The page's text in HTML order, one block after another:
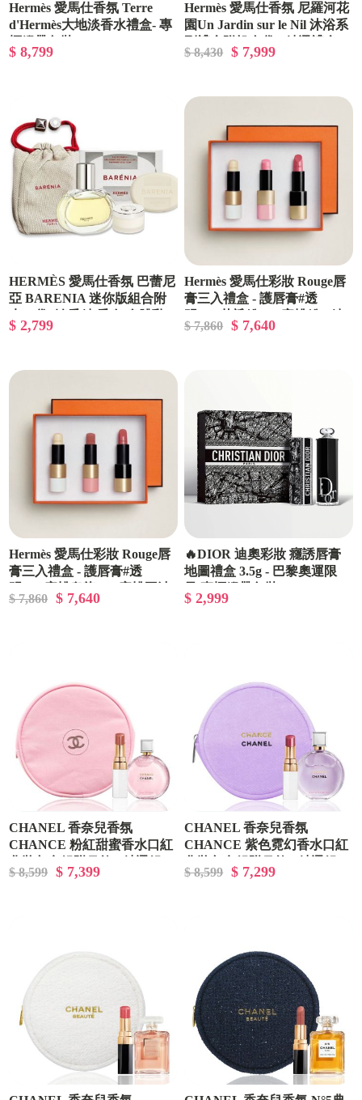
Hermès 愛馬仕香氛 Terre
d'Hermès大地淡香水禮盒- 專
$ 8,799
Hermès 愛馬仕香氛 尼羅河花
園Un Jardin sur le Nil 沐浴系
專櫃緞帶包裝
$ 8,430 $ 7,999
HERMÈS 愛馬仕香氛 巴蕾尼
亞 BARENIA 迷你版組合附
🌟精巧收藏款🌟
$ 2,799
Hermès 愛馬仕彩妝 Rouge唇
膏三入禮盒 - 護唇膏#透
選禮盒/專櫃緞帶包裝
$ 7,860 $ 7,640
Hermès 愛馬仕彩妝 Rouge唇
膏三入禮盒 - 護唇膏#透
- 精選禮盒/專櫃緞帶包裝
$ 7,860 $ 7,640
🔥DIOR 迪奧彩妝 癮誘唇膏
地圖禮盒 3.5g - 巴黎奧運限
$ 2,999
CHANEL 香奈兒香氛
CHANCE 粉紅甜蜜香水口紅
合/專櫃緞帶包裝
$ 8,599 $ 7,399
CHANEL 香奈兒香氛
CHANCE 紫色霓幻香水口紅
合/專櫃緞帶包裝
$ 8,599 $ 7,299